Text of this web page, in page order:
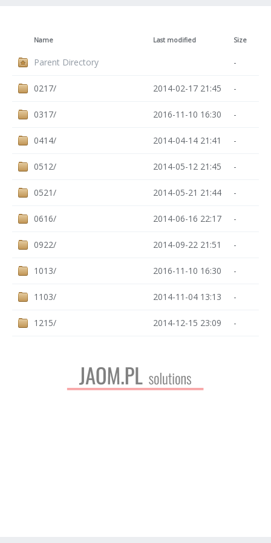
Name Last modified Size
Parent Directory -
0217/ 2014-02-17 21:45 -
0317/ 2016-11-10 16:30 -
0414/ 2014-04-14 21:41 -
0512/ 2014-05-12 21:45 -
0521/ 2014-05-21 21:44 -
0616/ 2014-06-16 22:17 -
0922/ 2014-09-22 21:51 -
1013/ 2016-11-10 16:30 -
1103/ 2014-11-04 13:13 -
1215/ 2014-12-15 23:09 -